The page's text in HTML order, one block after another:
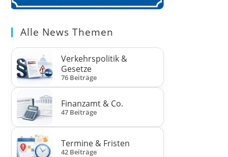
Alle News Themen
Verkehrspolitik &
Gesetze
76 Beiträge
Finanzamt & Co.
47 Beiträge
Termine & Fristen
42 Beiträge